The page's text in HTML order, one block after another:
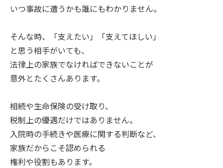
いつ事故に遭うかも誰にもわかりません。
そんな時、「支えたい」「支えてほしい」
と思う相手がいても、
法律上の家族でなければできないことが
意外とたくさんあります。
相続や生命保険の受け取り、
税制上の優遇だけではありません。
入院時の手続きや医療に関する判断など、
家族だからこそ認められる
権利や役割もあります。